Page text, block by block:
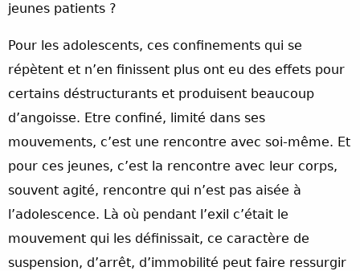
jeunes patients ?
Pour les adolescents, ces confinements qui se
répètent et n’en finissent plus ont eu des effets pour
certains déstructurants et produisent beaucoup
d’angoisse. Etre confiné, limité dans ses
mouvements, c’est une rencontre avec soi-même. Et
pour ces jeunes, c’est la rencontre avec leur corps,
souvent agité, rencontre qui n’est pas aisée à
l’adolescence. Là où pendant l’exil c’était le
mouvement qui les définissait, ce caractère de
suspension, d’arrêt, d’immobilité peut faire ressurgir